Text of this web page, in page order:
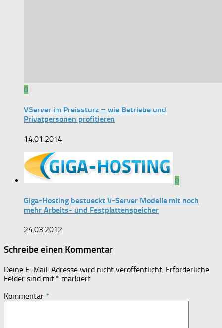
0
VServer im Preissturz – wie Betriebe und
Privatpersonen profitieren
14.01.2014
0
Giga-Hosting bestueckt V-Server Modelle mit noch
mehr Arbeits- und Festplattenspeicher
24.03.2012
Schreibe einen Kommentar
Deine E-Mail-Adresse wird nicht veröffentlicht. Erforderliche
Felder sind mit * markiert
Kommentar *